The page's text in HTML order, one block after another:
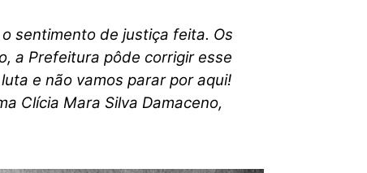
sentimento de justiça feita. Os
a Prefeitura pôde corrigir esse
e não vamos parar por aqui!
Clícia Mara Silva Damaceno,